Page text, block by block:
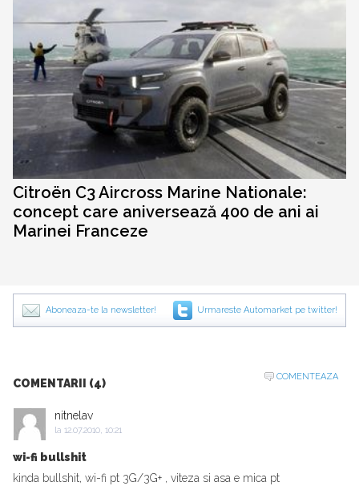
Citroën C3 Aircross Marine Nationale:
concept care aniversează 400 de ani ai
Marinei Franceze
Aboneaza-te la newsletter! Urmareste Automarket pe twitter!
COMENTARII (4)
COMENTEAZA
nitnelav
la 12.07.2010, 10:21
wi-fi bullshit
kinda bullshit, wi-fi pt 3G/3G+ , viteza si asa e mica pt